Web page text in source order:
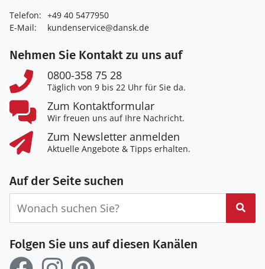
Telefon: +49 40 5477950
E-Mail:
kundenservice@dansk.de
Nehmen Sie Kontakt zu uns auf
0800-358 75 28
Täglich von 9 bis 22 Uhr für Sie da.
Zum Kontaktformular
Wir freuen uns auf Ihre Nachricht.
Zum Newsletter anmelden
Aktuelle Angebote & Tipps erhalten.
Auf der Seite suchen
Folgen Sie uns auf diesen Kanälen